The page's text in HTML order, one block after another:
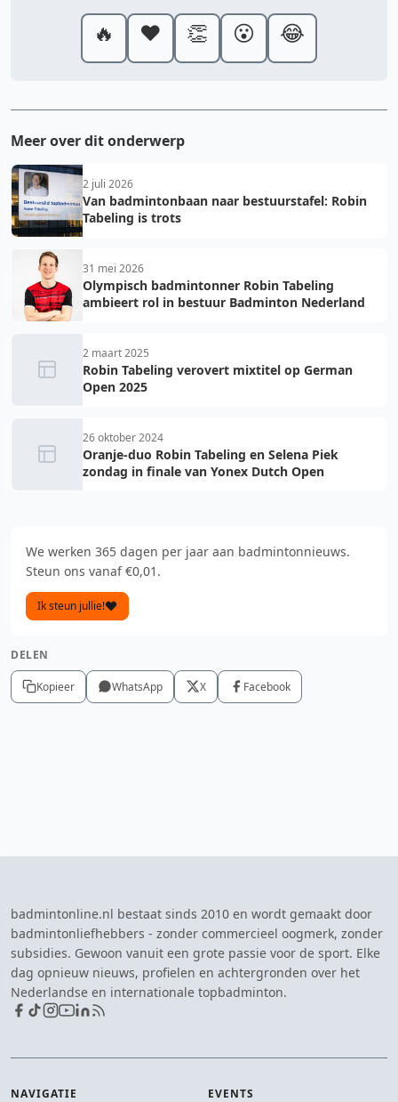
🔥 ❤️ 👏 😮 😂
Meer over dit onderwerp
2 juli 2026
Van badmintonbaan naar bestuurstafel: Robin
Tabeling is trots
31 mei 2026
Olympisch badmintonner Robin Tabeling
ambieert rol in bestuur Badminton Nederland
2 maart 2025
Robin Tabeling verovert mixtitel op German
Open 2025
26 oktober 2024
Oranje-duo Robin Tabeling en Selena Piek
zondag in finale van Yonex Dutch Open
We werken 365 dagen per jaar aan badmintonnieuws.
Steun ons vanaf €0,01.
Ik steun jullie!
DELEN
Kopieer WhatsApp X Facebook
badmintonline.nl bestaat sinds 2010 en wordt gemaakt door
badmintonliefhebbers - zonder commercieel oogmerk, zonder
subsidies. Gewoon vanuit een grote passie voor de sport. Elke
dag opnieuw nieuws, profielen en achtergronden over het
Nederlandse en internationale topbadminton.
NAVIGATIE EVENTS